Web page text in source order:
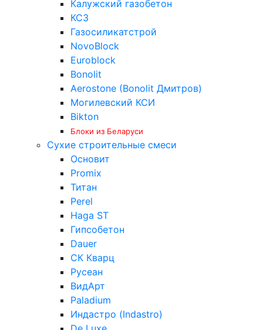
Калужский газобетон
КСЗ
Газосиликатстрой
NovoBlock
Euroblock
Bonolit
Aerostone (Bonolit Дмитров)
Могилевский КСИ
Bikton
Блоки из Беларуси
Сухие строительные смеси
Основит
Promix
Титан
Perel
Haga ST
Гипсобетон
Dauer
СК Кварц
Русеан
ВидАрт
Paladium
Индастро (Indastro)